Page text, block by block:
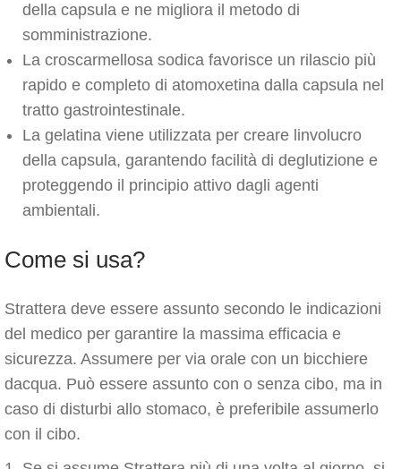
della capsula e ne migliora il metodo di
somministrazione.
La croscarmellosa sodica favorisce un rilascio più
rapido e completo di atomoxetina dalla capsula nel
tratto gastrointestinale.
La gelatina viene utilizzata per creare linvolucro
della capsula, garantendo facilità di deglutizione e
proteggendo il principio attivo dagli agenti
ambientali.
Come si usa?
Strattera deve essere assunto secondo le indicazioni
del medico per garantire la massima efficacia e
sicurezza. Assumere per via orale con un bicchiere
dacqua. Può essere assunto con o senza cibo, ma in
caso di disturbi allo stomaco, è preferibile assumerlo
con il cibo.